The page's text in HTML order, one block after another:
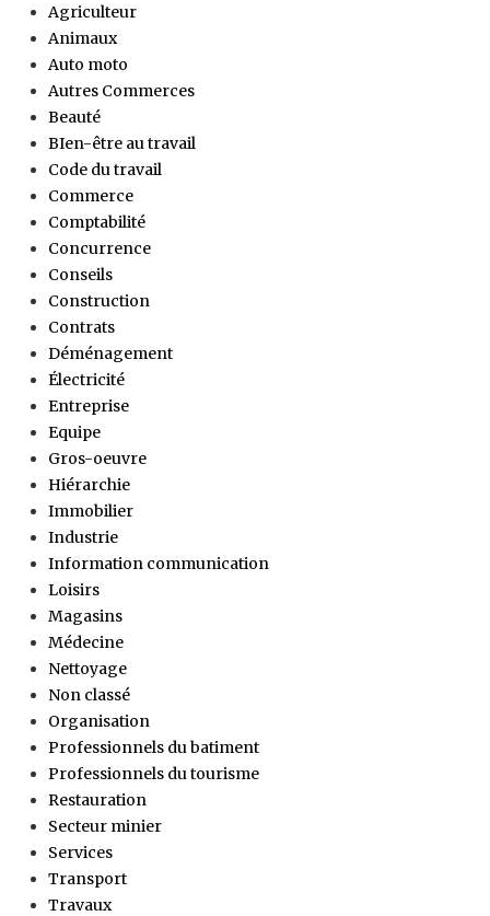
Agriculteur
Animaux
Auto moto
Autres Commerces
Beauté
BIen-être au travail
Code du travail
Commerce
Comptabilité
Concurrence
Conseils
Construction
Contrats
Déménagement
Électricité
Entreprise
Equipe
Gros-oeuvre
Hiérarchie
Immobilier
Industrie
Information communication
Loisirs
Magasins
Médecine
Nettoyage
Non classé
Organisation
Professionnels du batiment
Professionnels du tourisme
Restauration
Secteur minier
Services
Transport
Travaux